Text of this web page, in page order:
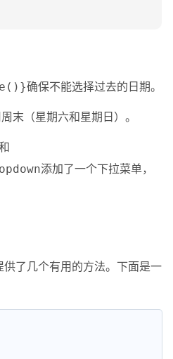
确保不能选择过去的日期。
末（星期六和星期日）。
添加了一个下拉菜单，
供了几个有用的方法。下面是一